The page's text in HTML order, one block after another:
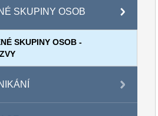
SKUPINY OSOB
SKUPINY OSOB -